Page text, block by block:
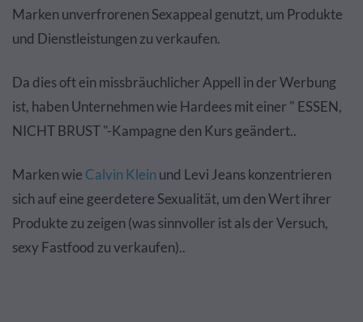
Marken unverfrorenen Sexappeal genutzt, um Produkte
und Dienstleistungen zu verkaufen.
Da dies oft ein missbräuchlicher Appell in der Werbung
ist, haben Unternehmen wie Hardees mit einer " ESSEN,
NICHT BRUST "-Kampagne den Kurs geändert..
Marken wie Calvin Kleinund Levi Jeans konzentrieren
sich auf eine geerdetere Sexualität, um den Wert ihrer
Produkte zu zeigen (was sinnvoller ist als der Versuch,
sexy Fastfood zu verkaufen)..